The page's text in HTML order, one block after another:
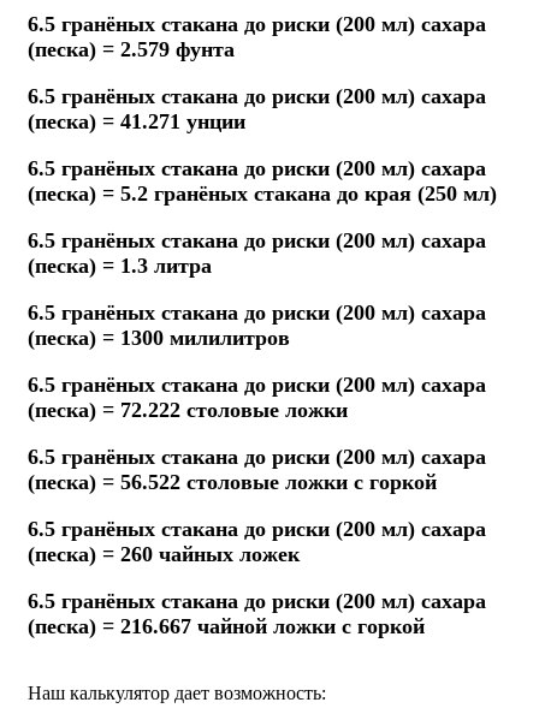
6.5 гранёных стакана до риски (200 мл) сахара
(песка) = 2.579 фунта
6.5 гранёных стакана до риски (200 мл) сахара
(песка) = 41.271 унции
6.5 гранёных стакана до риски (200 мл) сахара
(песка) = 5.2 гранёных стакана до края (250 мл)
6.5 гранёных стакана до риски (200 мл) сахара
(песка) = 1.3 литра
6.5 гранёных стакана до риски (200 мл) сахара
(песка) = 1300 милилитров
6.5 гранёных стакана до риски (200 мл) сахара
(песка) = 72.222 столовые ложки
6.5 гранёных стакана до риски (200 мл) сахара
(песка) = 56.522 столовые ложки с горкой
6.5 гранёных стакана до риски (200 мл) сахара
(песка) = 260 чайных ложек
6.5 гранёных стакана до риски (200 мл) сахара
(песка) = 216.667 чайной ложки с горкой
Наш калькулятор дает возможность: